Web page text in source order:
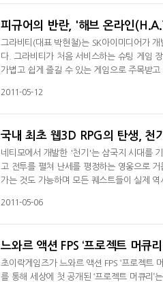
피규어의 반란, '해브 온라인
그라비티(대표 박현철)는 SK아이미디어가
다. 그라비티가 처음 서비스하는 슈팅 게임
가볍고 쉽게 즐길 수 있는 게임으로 주목받
빼 닮은 피규어들이 총을 들고 싸운다는 독
2011-05-12
국내 최초 웹3D RPG의 탄생, 천
네티모에서 개발한 '천기'는 삼국지 시대를
고 전투를 펼쳐 난세를 평정하는 영웅으로
가는 것도 가능하며 모든 퀘스트들이 실제
스를 보여주고 있지 못한 것이 사실이다. '
2011-05-06
느와르 액션 FPS ‘프로젝트 머큐
초이락게임즈가 느와르 액션 FPS ‘프로젝트
를 통해 세상에 첫 공개된 ‘프로젝트 머큐리’